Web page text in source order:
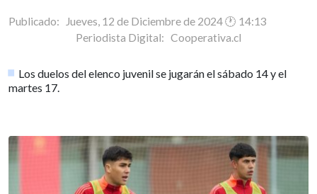
Publicado: Jueves, 12 de Diciembre de 2024 🕐 14:13
Periodista Digital: Cooperativa.cl
Los duelos del elenco juvenil se jugarán el sábado 14 y el
martes 17.